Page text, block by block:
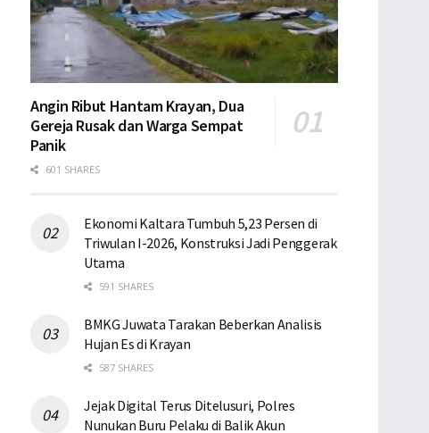
Angin Ribut Hantam Krayan, Dua
Gereja Rusak dan Warga Sempat
Panik
601 SHARES
Ekonomi Kaltara Tumbuh 5,23 Persen di
Triwulan I-2026, Konstruksi Jadi Penggerak
Utama
591 SHARES
BMKG Juwata Tarakan Beberkan Analisis
Hujan Es di Krayan
587 SHARES
Jejak Digital Terus Ditelusuri, Polres
Nunukan Buru Pelaku di Balik Akun